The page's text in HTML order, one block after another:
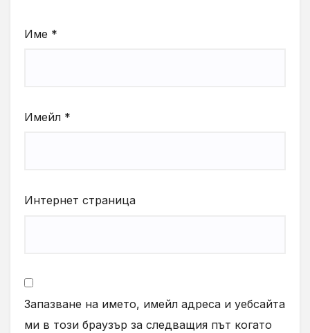
Име *
Имейл *
Интернет страница
Запазване на името, имейл адреса и уебсайта
ми в този браузър за следващия път когато